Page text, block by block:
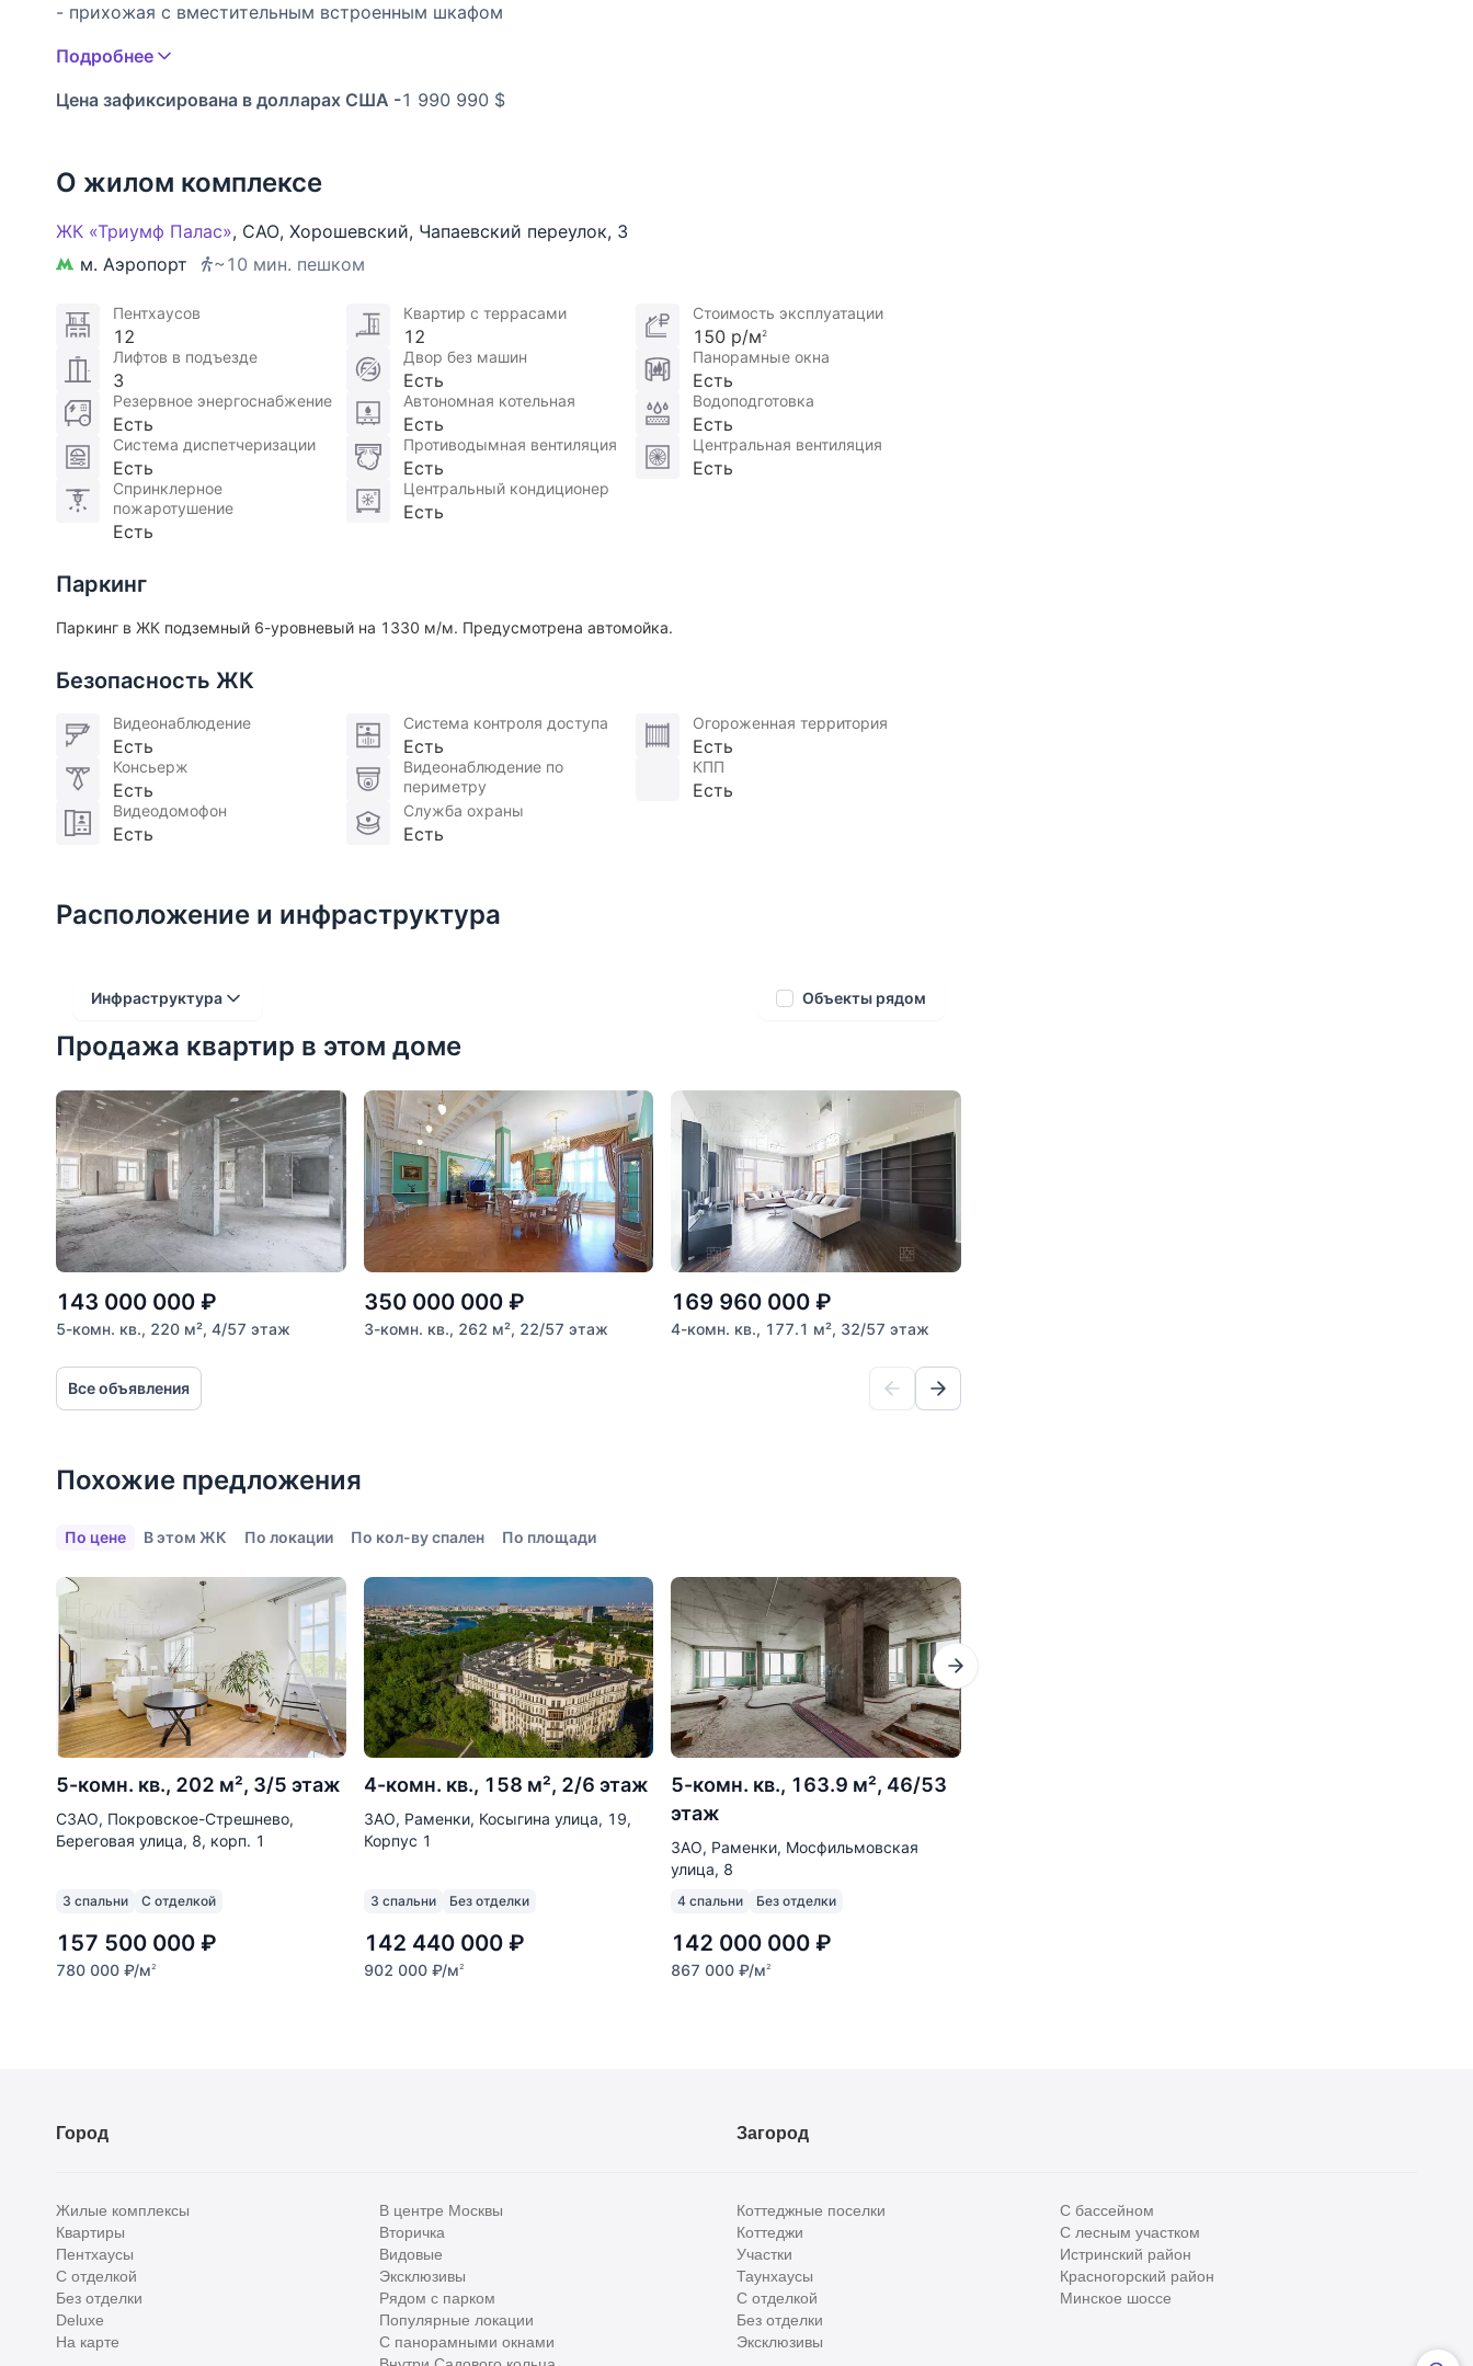
- прихожая с вместительным встроенным шкафом
- просторная гостиная
- 2 детские комнаты
- кабинет/гостевая
- гостевой с/у и постирочная
- терраса по всему периметру квартиры
Дизайн квартиры сделан в светлых тонах, качественный ремонт, квартира ухоженная. Дорогая
мебель и техника европейских производителей - все остается. Высота потолка - 3,2 м.
Из окон открываются приятные виды во двор
Идеальные документы:
- 1 собственник, в собственности более 5 лет.
- узаконенная планировка, возможна ипотека, полная стоимость в договоре.
Квартира очень уютная с приятной атмосферой. Готова к покупке и проживанию.
"Участник ассоциации AREA"
Подробнее
Цена зафиксирована в долларах США -1 990 990 $
О жилом комплексе
ЖК «Триумф Палас», САО, Хорошевский, Чапаевский переулок, 3
м. Аэропорт
~10 мин. пешком
Пентхаусов
12
Квартир с террасами
12
Стоимость эксплуатации
150 р/м2
Лифтов в подъезде
3
Двор без машин
Есть
Панорамные окна
Есть
Резервное энергоснабжение
Есть
Автономная котельная
Есть
Водоподготовка
Есть
Система диспетчеризации
Есть
Противодымная вентиляция
Есть
Центральная вентиляция
Есть
Спринклерное
пожаротушение
Есть
Центральный кондиционер
Есть
Паркинг
Паркинг в ЖК подземный 6-уровневый на 1330 м/м. Предусмотрена автомойка.
Безопасность ЖК
Видеонаблюдение
Есть
Система контроля доступа
Есть
Огороженная территория
Есть
Консьерж
Есть
Видеонаблюдение по
периметру
КПП
Есть
Видеодомофон
Есть
Служба охраны
Есть
Расположение и инфраструктура
Инфраструктура
Расстояние от объекта
До 2000 метров
Школы
Детские клубы
Детские сады
Поликлиники
Больницы
Салоны красоты
Торговые центры
Фитнесы
Все объекты
Объекты рядом
Продажа квартир в этом доме
143 000 000 ₽
5-комн. кв., 220 м², 4/57 этаж
350 000 000 ₽
3-комн. кв., 262 м², 22/57 этаж
169 960 000 ₽
4-комн. кв., 177.1 м², 32/57 этаж
Все объявления
Похожие предложения
По цене В этом ЖК По локации По кол-ву спален По площади
5-комн. кв., 202 м², 3/5 этаж
СЗАО, Покровское-Стрешнево,
Береговая улица, 8, корп. 1
3 спальни С отделкой
157 500 000 ₽
780 000 ₽/м2
4-комн. кв., 158 м², 2/6 этаж
ЗАО, Раменки, Косыгина улица, 19,
Корпус 1
3 спальни Без отделки
142 440 000 ₽
902 000 ₽/м2
5-комн. кв., 163.9 м², 46/53
этаж
ЗАО, Раменки, Мосфильмовская
улица, 8
4 спальни Без отделки
142 000 000 ₽
867 000 ₽/м2
Город
Жилые комплексы
Квартиры
Пентхаусы
С отделкой
Без отделки
Deluxe
На карте
В центре Москвы
Вторичка
Видовые
Эксклюзивы
Рядом с парком
Популярные локации
С панорамными окнами
Загород
Коттеджные поселки
Коттеджи
Участки
Таунхаусы
С отделкой
Без отделки
Эксклюзивы
С бассейном
С лесным участком
Истринский район
Красногорский район
Минское шоссе
Все
Сегодня